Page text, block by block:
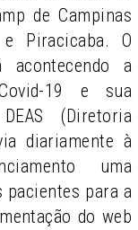
de Campinas
Piracicaba. O
a
19 e sua
(Diretoria
diariamente à
uma
pacientes para a
do web